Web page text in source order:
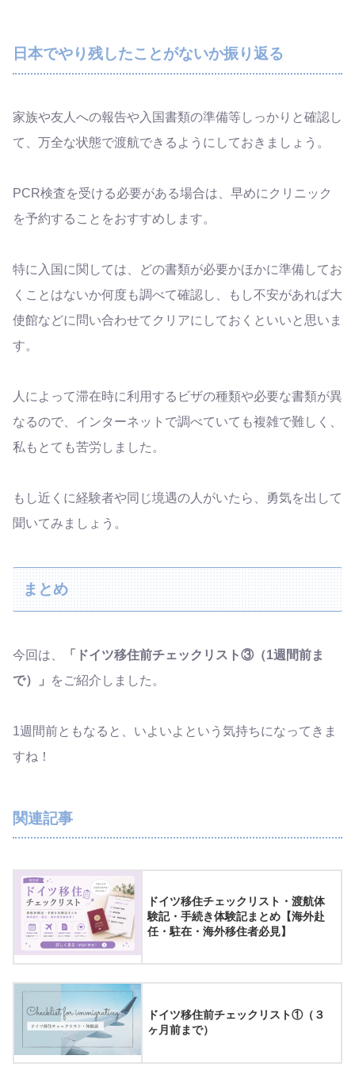
日本でやり残したことがないか振り返る
家族や友人への報告や入国書類の準備等しっかりと確認し
て、万全な状態で渡航できるようにしておきましょう。
PCR検査を受ける必要がある場合は、早めにクリニック
を予約することをおすすめします。
特に入国に関しては、どの書類が必要かほかに準備してお
くことはないか何度も調べて確認し、もし不安があれば大
使館などに問い合わせてクリアにしておくといいと思いま
す。
人によって滞在時に利用するビザの種類や必要な書類が異
なるので、インターネットで調べていても複雑で難しく、
私もとても苦労しました。
もし近くに経験者や同じ境遇の人がいたら、勇気を出して
聞いてみましょう。
まとめ
今回は、
「ドイツ移住前チェックリスト③（1週間前ま
で）」
をご紹介しました。
1週間前ともなると、いよいよという気持ちになってきま
すね！
関連記事
ドイツ移住チェックリスト・渡航体
験記・手続き体験記まとめ【海外赴
任・駐在・海外移住者必見】
ドイツ移住前チェックリスト①（３
ヶ月前まで）